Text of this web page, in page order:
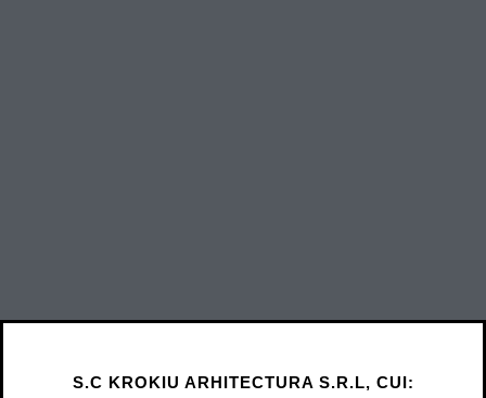
S.C KROKIU ARHITECTURA S.R.L, CUI: